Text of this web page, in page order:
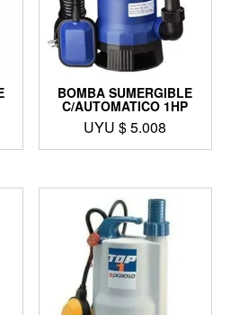
BOMBA SUMERGIBLE
C/AUTOMATICO 1HP
UYU $5.008